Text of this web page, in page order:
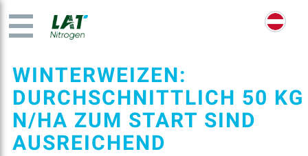
WINTERWEIZEN:
DURCHSCHNITTLICH 50 KG
N/HA ZUM START SIND
AUSREICHEND